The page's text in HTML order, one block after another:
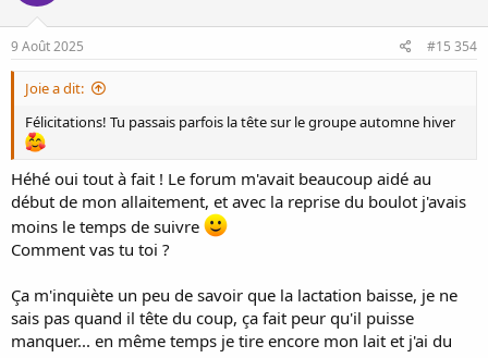
9 Août 2025 #15 354
Joie a dit:
Félicitations! Tu passais parfois la tête sur le groupe automne hiver
Héhé oui tout à fait ! Le forum m'avait beaucoup aidé au
début de mon allaitement, et avec la reprise du boulot j'avais
moins le temps de suivre
Comment vas tu toi ?
Ça m'inquiète un peu de savoir que la lactation baisse, je ne
sais pas quand il tête du coup, ça fait peur qu'il puisse
manquer... en même temps je tire encore mon lait et j'ai du